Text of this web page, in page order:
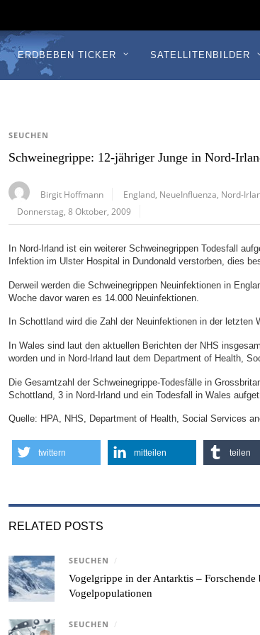
ERDBEBEN TICKER SATELLITENBILDER
SEUCHEN
Schweinegrippe: 12-jähriger Junge in Nord-
Birgit Hoffmann England NeueInfluenza Nord-
Donnerstag, 8 Oktober, 2009
In Nord-Irland ist ein weiterer Schweinegrippen Todesfall
Infektion im Ulster Hospital in Dundonald verstorben, dies
Derweil werden die Schweinegrippen Neuinfektionen in
Woche davor waren es 14.000 Neuinfektionen.
In Schottland wird die Zahl der Neuinfektionen in der letzten
In Wales sind laut den aktuellen Berichten der NHS
worden und in Nord-Irland laut dem Department of Health,
Die Gesamtzahl der Schweinegrippe-Todesfälle in
Schottland, 3 in Nord-Irland und ein Todesfall in Wales
Quelle: HPA, NHS, Department of Health, Social Services
twittern mitteilen teilen
RELATED POSTS
SEUCHEN /
Vogelgrippe in der Antarktis –
Vogelpopulationen
SEUCHEN /